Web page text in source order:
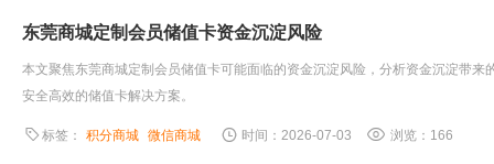
东莞商城定制会员储值卡资金沉淀风险
本文聚焦东莞商城定制会员储值卡可能面临的资金沉淀风险，分析资金沉淀带
安全高效的储值卡解决方案。
标签： 积分商城 微信商城 时间：2026-07-03 浏览：166